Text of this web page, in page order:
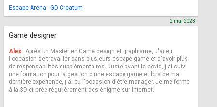
Escape Arena - GD Creatum
Game designer
2 mai 2023
Alex Après un Master en Game design et graphisme, J'ai eu
l'occasion de travailler dans plusieurs escape game et d'avoir plus
de responsabilités supplémentaires. Juste avant le covid, j'ai suivi
une formation pour la gestion d'une escape game et lors de ma
dernière expérience, j'ai eu l'occasion d'être manager. Je me forme
à la 3D et créé régulièrement des énigme sur internet.